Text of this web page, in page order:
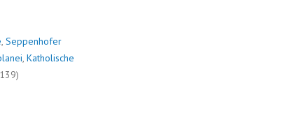
, Seppenhofer
, Katholische